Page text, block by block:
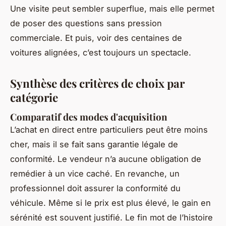
Une visite peut sembler superflue, mais elle permet
de poser des questions sans pression
commerciale. Et puis, voir des centaines de
voitures alignées, c’est toujours un spectacle.
Synthèse des critères de choix par
catégorie
Comparatif des modes d'acquisition
L’achat en direct entre particuliers peut être moins
cher, mais il se fait sans garantie légale de
conformité. Le vendeur n’a aucune obligation de
remédier à un vice caché. En revanche, un
professionnel doit assurer la conformité du
véhicule. Même si le prix est plus élevé, le gain en
sérénité est souvent justifié. Le fin mot de l’histoire